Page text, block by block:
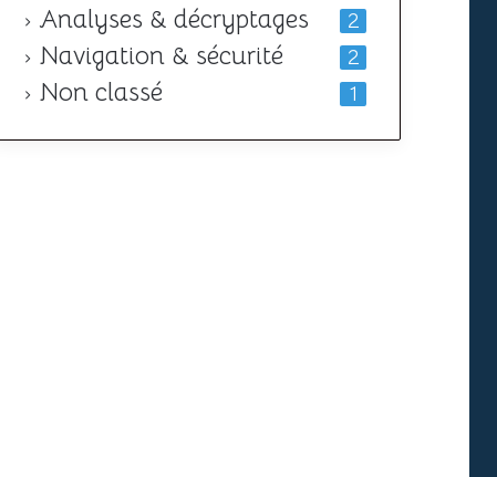
Analyses & décryptages 2
Navigation & sécurité 2
Non classé 1